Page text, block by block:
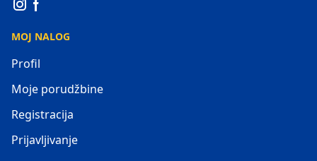
MOJ NALOG
Profil
Moje porudžbine
Registracija
Prijavljivanje